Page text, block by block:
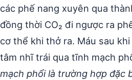
các phế nang xuyên qua
đồng thời CO₂ đi ngược ra
cơ thể khi thở ra. Máu sau
tâm nhĩ trái qua tĩnh mạch
mạch phổi là trường hợp đặc